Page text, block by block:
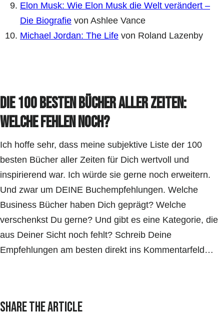
Elon Musk: Wie Elon Musk die Welt verändert –
Die Biografie von Ashlee Vance
Michael Jordan: The Life von Roland Lazenby
Die 100 besten Bücher aller Zeiten:
Welche fehlen noch?
Ich hoffe sehr, dass meine subjektive Liste der 100
besten Bücher aller Zeiten für Dich wertvoll und
inspirierend war. Ich würde sie gerne noch erweitern.
Und zwar um DEINE Buchempfehlungen. Welche
Business Bücher haben Dich geprägt? Welche
verschenkst Du gerne? Und gibt es eine Kategorie, die
aus Deiner Sicht noch fehlt? Schreib Deine
Empfehlungen am besten direkt ins Kommentarfeld…
Share the article